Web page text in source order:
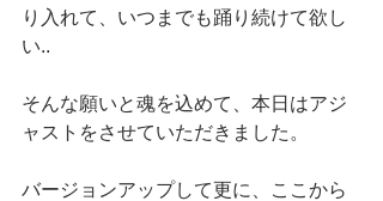
り入れて、いつまでも踊り続けて欲し
い..
そんな願いと魂を込めて、本日はアジ
ャストをさせていただきました。
バージョンアップして更に、ここから